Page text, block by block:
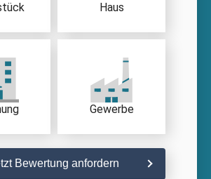
Haus
Gewerbe
Bewertung anfordern